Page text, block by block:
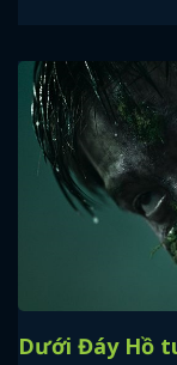
Dưới Đáy Hồ